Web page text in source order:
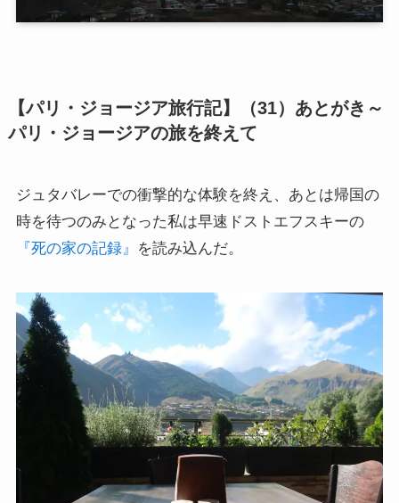
仏教聖地スリランカ紀行
仏教コラム＋α
仏教コラム・法話
お知らせ
僧侶の日記
仏教書データベース
インド思想と文化、歴史
インドにおける仏教
スリランカ、ネパール、東南アジアの仏教
【パリ・ジョージア旅行記】（31）あとがき～
パリ・ジョージアの旅を終えて
ジュタバレーでの衝撃的な体験を終え、あとは帰国の
時を待つのみとなった私は早速ドストエフスキーの
『死の家の記録』
を読み込んだ。